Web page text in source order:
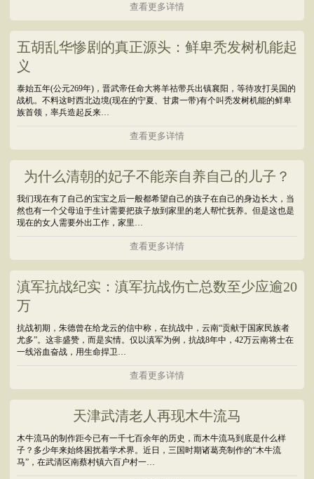
查看更多详情
五胡乱华惨剧的真正源头：鲜卑秃发树机能起
义
泰始五年(公元269年)，晋武帝任命大将羊祜带兵出镇襄阳，等待攻打吴国的
战机。不料这时西北边境(现在的宁夏、甘肃一带)有个叫秃发树机能的鲜卑
族首领，率兵造起反来…
查看更多详情
为什么清朝的妃子不能亲自养自己的儿子？
我们现在有了自己的宝宝之后一般都希望自己的孩子在自己的身边长大，当
然也有一个父母迫于生计需要把孩子放到家里的老人帮忙抚养。但是这也是
现在的女人需要外出工作，家里…
查看更多详情
滇军抗战纪实：滇军抗战伤亡总数至少应逾20
万
抗战初期，朱德曾在给龙云的信中称，在抗战中，云南“贡献于国家民族者
尤多”。这非盛赞，而是实情。仅以滇军为例，抗战8年中，42万云南将士在
一线浴血奋战，用生命捍卫…
查看更多详情
天津武清老人再现木牛流马
木牛流马的制作距今已有一千七百余年的历史，而木牛流马到底是什么样
子？多少年来始终困扰着学术界。近日，三国时期诸葛亮制作的“木牛流
马”，在武清区南蔡村镇六百户村一…